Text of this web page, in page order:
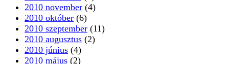
2010 november (4)
2010 október (6)
2010 szeptember (11)
2010 augusztus (2)
2010 június (4)
2010 május (2)